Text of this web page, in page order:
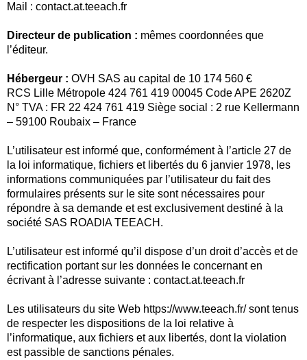
Mail : contact.at.teeach.fr
Directeur de publication : mêmes coordonnées que
l’éditeur.
Hébergeur : OVH SAS au capital de 10 174 560 €
RCS Lille Métropole 424 761 419 00045 Code APE 2620Z
N° TVA : FR 22 424 761 419 Siège social : 2 rue Kellermann
– 59100 Roubaix – France
L’utilisateur est informé que, conformément à l’article 27 de
la loi informatique, fichiers et libertés du 6 janvier 1978, les
informations communiquées par l’utilisateur du fait des
formulaires présents sur le site sont nécessaires pour
répondre à sa demande et est exclusivement destiné à la
société SAS ROADIA TEEACH.
L’utilisateur est informé qu’il dispose d’un droit d’accès et de
rectification portant sur les données le concernant en
écrivant à l’adresse suivante : contact.at.teeach.fr
Les utilisateurs du site Web https://www.teeach.fr/ sont tenus
de respecter les dispositions de la loi relative à
l’informatique, aux fichiers et aux libertés, dont la violation
est passible de sanctions pénales.